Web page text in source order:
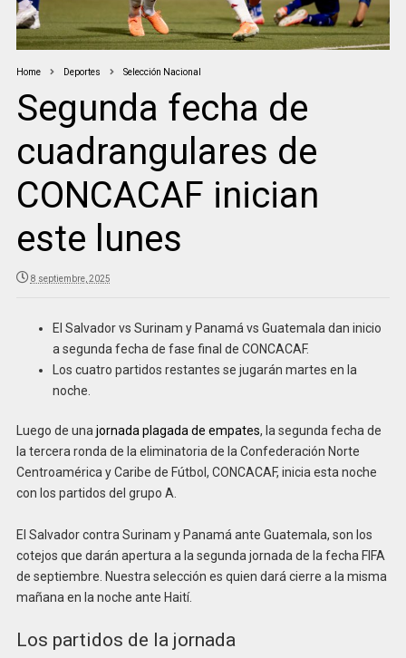
Home Deportes Selección Nacional
Segunda fecha de
cuadrangulares de
CONCACAF inician
este lunes
8 septiembre, 2025
El Salvador vs Surinam y Panamá vs Guatemala dan inicio
a segunda fecha de fase final de CONCACAF.
Los cuatro partidos restantes se jugarán martes en la
noche.
Luego de una jornada plagada de empates, la segunda fecha de
la tercera ronda de la eliminatoria de la Confederación Norte
Centroamérica y Caribe de Fútbol, CONCACAF, inicia esta noche
con los partidos del grupo A.
El Salvador contra Surinam y Panamá ante Guatemala, son los
cotejos que darán apertura a la segunda jornada de la fecha FIFA
de septiembre. Nuestra selección es quien dará cierre a la misma
mañana en la noche ante Haití.
Los partidos de la jornada